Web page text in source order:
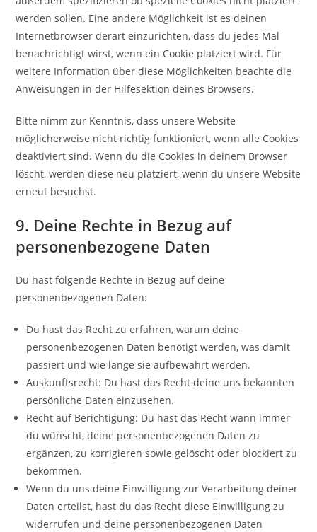
werden sollen. Eine andere Möglichkeit ist es deinen
Internetbrowser derart einzurichten, dass du jedes Mal
benachrichtigt wirst, wenn ein Cookie platziert wird. Für
weitere Information über diese Möglichkeiten beachte die
Anweisungen in der Hilfesektion deines Browsers.
Bitte nimm zur Kenntnis, dass unsere Website
möglicherweise nicht richtig funktioniert, wenn alle Cookies
deaktiviert sind. Wenn du die Cookies in deinem Browser
löscht, werden diese neu platziert, wenn du unsere Website
erneut besuchst.
9. Deine Rechte in Bezug auf
personenbezogene Daten
Du hast folgende Rechte in Bezug auf deine
personenbezogenen Daten:
Du hast das Recht zu erfahren, warum deine
personenbezogenen Daten benötigt werden, was damit
passiert und wie lange sie aufbewahrt werden.
Auskunftsrecht: Du hast das Recht deine uns bekannten
persönliche Daten einzusehen.
Recht auf Berichtigung: Du hast das Recht wann immer
du wünscht, deine personenbezogenen Daten zu
ergänzen, zu korrigieren sowie gelöscht oder blockiert zu
bekommen.
Wenn du uns deine Einwilligung zur Verarbeitung deiner
Daten erteilst, hast du das Recht diese Einwilligung zu
widerrufen und deine personenbezogenen Daten